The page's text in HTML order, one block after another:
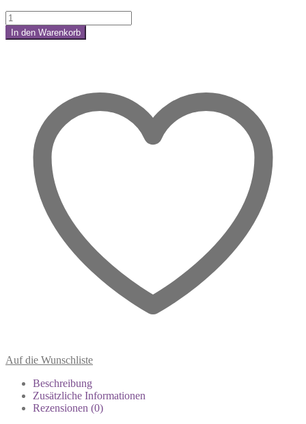
Schlafen
&
Träumen
In den Warenkorb
Auf die Wunschliste
Beschreibung
Zusätzliche Informationen
Rezensionen (0)